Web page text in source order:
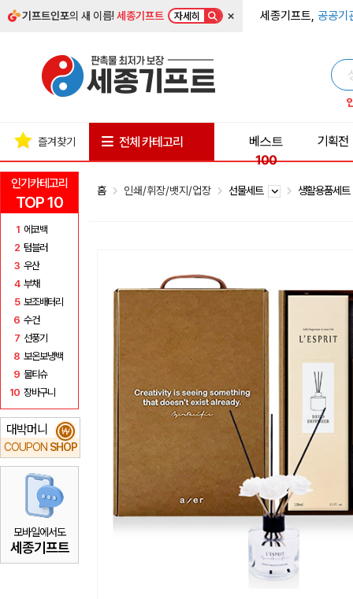
기프트인포의 새 이름!세종기프트 자세히 × 세종기프트, 공공기
인기카테고리
TOP 10
1 에코백
2 텀블러
3 우산
4 부채
5 보조배터리
6 수건
7 선풍기
8 보온보냉백
9 물티슈
10 장바구니
대박머니
COUPON SHOP
₩
모바일에서도
세종기프트
즐겨찾기 전체 카테고리
베스트
100
기획전
홈 인쇄/휘장/뱃지/업장 선물세트 생활용품세